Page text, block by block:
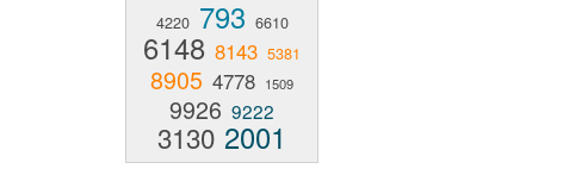
4220 793 6610
6148 8143 5381
8905 4778 1509
9926 9222
3130 2001